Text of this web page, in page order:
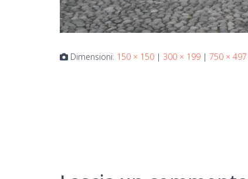
Dimensioni: 150 × 150 | 300 × 199 | 750 × 497